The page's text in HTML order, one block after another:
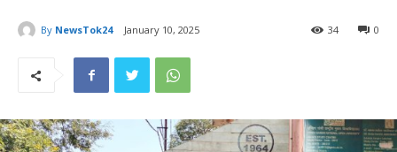
By NewsTok24 January 10, 2025 0
34